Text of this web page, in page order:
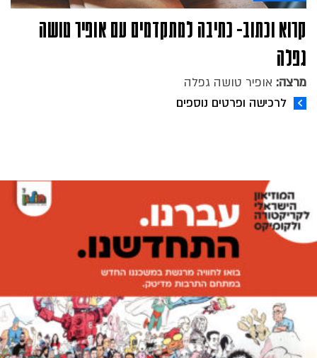
קרוא וכתוב- כתיבה למתקדמים עם אופיר טושה
גפלה
מרצה: אופיר טושה גפלה
לרכישה ופרטים נוספים